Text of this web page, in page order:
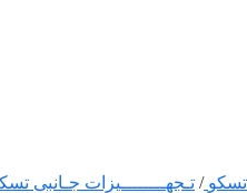
تسکو / تـجهــــــــیزات جـانبی